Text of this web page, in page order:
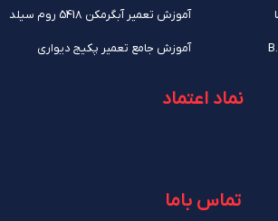
آموزش تعمیر آبگرمکن 5418 روم سیلد
آموزش جامع تعمیر پکیج دیواری
نماد اعتماد
تماس باما